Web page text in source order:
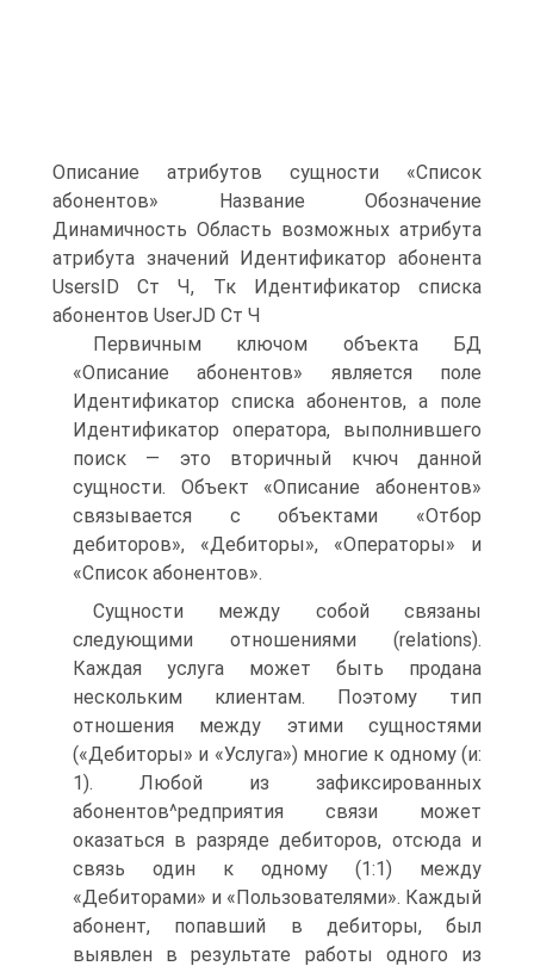
Описание атрибутов сущности «Список
абонентов» Название Обозначение
Динамичность Область возможных атрибута
атрибута значений Идентификатор абонента
UsersID Ст Ч, Тк Идентификатор списка
абонентов UserJD Ст Ч
Первичным ключом объекта БД
«Описание абонентов» является поле
Идентификатор списка абонентов, а поле
Идентификатор оператора, выполнившего
поиск — это вторичный кчюч данной
сущности. Объект «Описание абонентов»
связывается с объектами «Отбор
дебиторов», «Дебиторы», «Операторы» и
«Список абонентов».
Сущности между собой связаны
следующими отношениями (relations).
Каждая услуга может быть продана
нескольким клиентам. Поэтому тип
отношения между этими сущностями
(«Дебиторы» и «Услуга») многие к одному (и:
1). Любой из зафиксированных
абонентов^редприятия связи может
оказаться в разряде дебиторов, отсюда и
связь один к одному (1:1) между
«Дебиторами» и «Пользователями». Каждый
абонент, попавший в дебиторы, был
выявлен в результате работы одного из